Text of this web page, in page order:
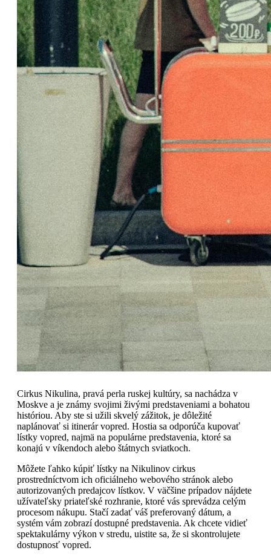
Cirkus Nikulina, pravá perla ruskej kultúry, sa nachádza v
Moskve a je známy svojimi živými predstaveniami a bohatou
históriou. Aby ste si užili skvelý zážitok, je dôležité
naplánovať si itinerár vopred. Hostia sa odporúča kupovať
lístky vopred, najmä na populárne predstavenia, ktoré sa
konajú v víkendoch alebo štátnych sviatkoch.
Môžete ľahko kúpiť lístky na Nikulinov cirkus
prostredníctvom ich oficiálneho webového stránok alebo
autorizovaných predajcov lístkov. V väčšine prípadov nájdete
užívateľsky priateľské rozhranie, ktoré vás sprevádza celým
procesom nákupu. Stačí zadať váš preferovaný dátum, a
systém vám zobrazí dostupné predstavenia. Ak chcete vidieť
spektakulárny výkon v stredu, uistite sa, že si skontrolujete
dostupnosť vopred.